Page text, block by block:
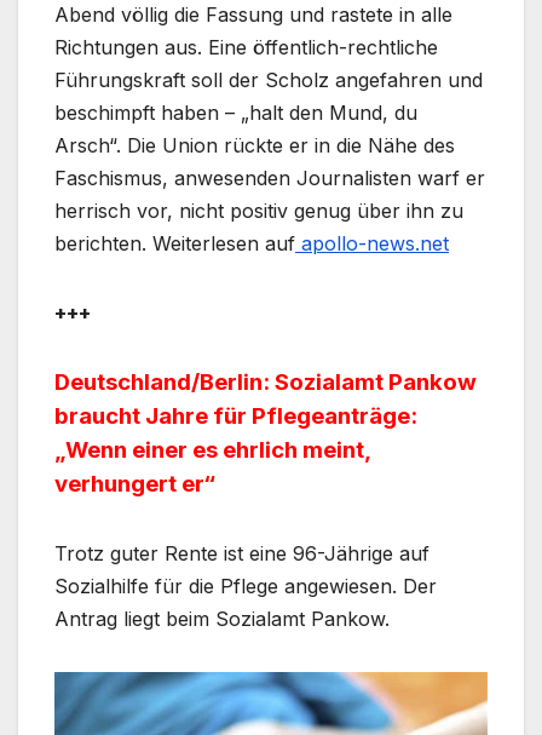
Abend völlig die Fassung und rastete in alle
Richtungen aus. Eine öffentlich-rechtliche
Führungskraft soll der Scholz angefahren und
beschimpft haben – „halt den Mund, du
Arsch“. Die Union rückte er in die Nähe des
Faschismus, anwesenden Journalisten warf er
herrisch vor, nicht positiv genug über ihn zu
berichten. Weiterlesen auf apollo-news.net
+++
Deutschland/Berlin: Sozialamt Pankow
braucht Jahre für Pflegeanträge:
„Wenn einer es ehrlich meint,
verhungert er“
Trotz guter Rente ist eine 96-Jährige auf
Sozialhilfe für die Pflege angewiesen. Der
Antrag liegt beim Sozialamt Pankow.